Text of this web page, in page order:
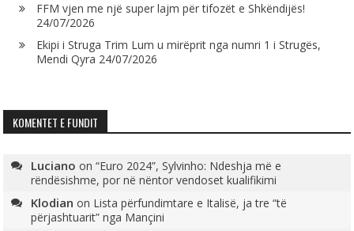
FFM vjen me një super lajm për tifozët e Shkëndijës!
24/07/2026
Ekipi i Struga Trim Lum u mirëprit nga numri 1 i Strugës,
Mendi Qyra 24/07/2026
KOMENTET E FUNDIT
Luciano on“Euro 2024”, Sylvinho: Ndeshja më e
rëndësishme, por në nëntor vendoset kualifikimi
Klodian on Lista përfundimtare e Italisë, ja tre “të
përjashtuarit” nga Mançini